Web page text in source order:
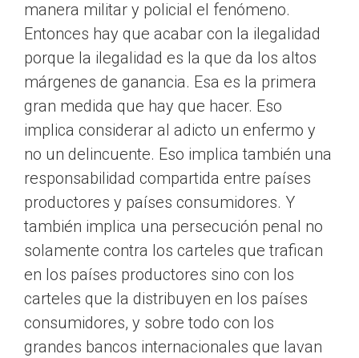
manera militar y policial el fenómeno.
Entonces hay que acabar con la ilegalidad
porque la ilegalidad es la que da los altos
márgenes de ganancia. Esa es la primera
gran medida que hay que hacer. Eso
implica considerar al adicto un enfermo y
no un delincuente. Eso implica también una
responsabilidad compartida entre países
productores y países consumidores. Y
también implica una persecución penal no
solamente contra los carteles que trafican
en los países productores sino con los
carteles que la distribuyen en los países
consumidores, y sobre todo con los
grandes bancos internacionales que lavan